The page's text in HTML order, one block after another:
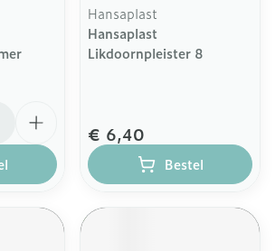
Hansaplast
Hansaplast
Likdoornpleister 8
€ 6,40
Bestel